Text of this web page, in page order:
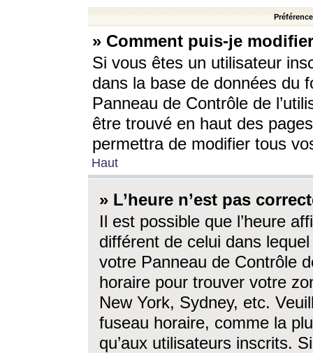
» Comment puis-je
Si vous êtes un utilisateur
dans la base de données du
Panneau de Contrôle de
être trouvé en haut des
permettra de modifier tous
Haut
» L’heure n’est pas
Il est possible que l’heure
différent de celui dans
votre Panneau de Contrôle
horaire pour trouver votre
New York, Sydney, etc.
fuseau horaire, comme la
qu’aux utilisateurs inscrits.